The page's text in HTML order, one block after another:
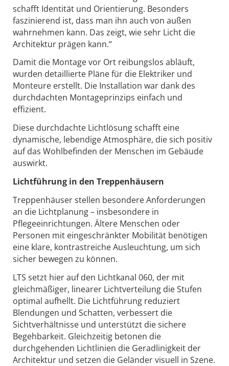
schafft Identität und Orientierung. Besonders
faszinierend ist, dass man ihn auch von außen
wahrnehmen kann. Das zeigt, wie sehr Licht die
Architektur prägen kann.“
Damit die Montage vor Ort reibungslos abläuft,
wurden detaillierte Pläne für die Elektriker und
Monteure erstellt. Die Installation war dank des
durchdachten Montageprinzips einfach und
effizient.
Diese durchdachte Lichtlösung schafft eine
dynamische, lebendige Atmosphäre, die sich positiv
auf das Wohlbefinden der Menschen im Gebäude
auswirkt.
Lichtführung in den Treppenhäusern
Treppenhäuser stellen besondere Anforderungen
an die Lichtplanung – insbesondere in
Pflegeeinrichtungen. Ältere Menschen oder
Personen mit eingeschränkter Mobilität benötigen
eine klare, kontrastreiche Ausleuchtung, um sich
sicher bewegen zu können.
LTS setzt hier auf den Lichtkanal 060, der mit
gleichmäßiger, linearer Lichtverteilung die Stufen
optimal aufhellt. Die Lichtführung reduziert
Blendungen und Schatten, verbessert die
Sichtverhältnisse und unterstützt die sichere
Begehbarkeit. Gleichzeitig betonen die
durchgehenden Lichtlinien die Geradlinigkeit der
Architektur und setzen die Geländer visuell in Szene.